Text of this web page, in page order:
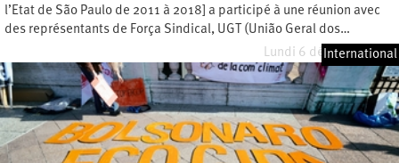
l’Etat de São Paulo de 2011 à 2018] a participé à une réunion avec
des représentants de Força Sindical, UGT (União Geral dos…
Lundi 6 décembre 2021
International